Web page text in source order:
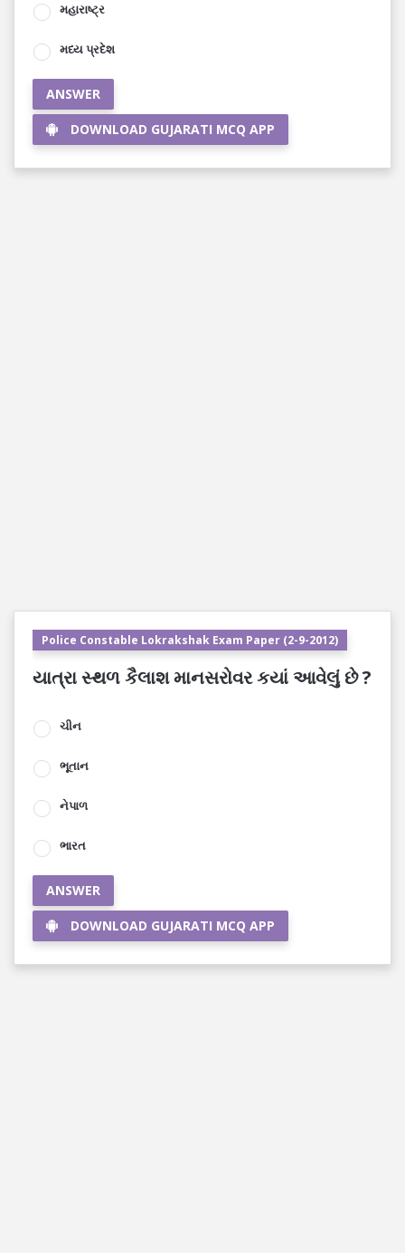
મહારાષ્ટ્ર
મધ્ય પ્રદેશ
ANSWER
DOWNLOAD GUJARATI MCQ APP
Police Constable Lokrakshak Exam Paper (2-9-2012)
યાત્રા સ્થળ કૈલાશ માનસરોવર કયાં આવેલું છે ?
ચીન
ભૂતાન
નેપાળ
ભારત
ANSWER
DOWNLOAD GUJARATI MCQ APP